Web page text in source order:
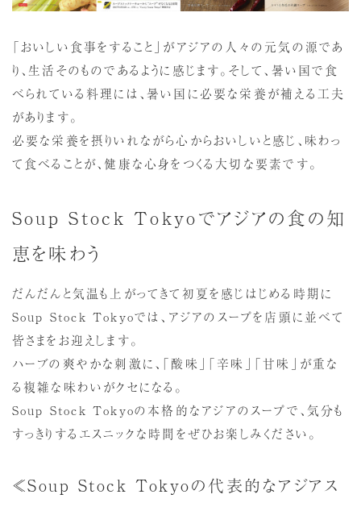
「おいしい食事をすること」がアジアの人々の元気の源であ
り、生活そのものであるように感じます。そして、暑い国で食
べられている料理には、暑い国に必要な栄養が補える工夫
があります。
必要な栄養を摂りいれながら心からおいしいと感じ、味わっ
て食べることが、健康な心身をつくる大切な要素です。
Soup Stock Tokyoでアジアの食の知
恵を味わう
だんだんと気温も上がってきて初夏を感じはじめる時期に
Soup Stock Tokyoでは、アジアのスープを店頭に並べて
皆さまをお迎えします。
ハーブの爽やかな刺激に、「酸味」「辛味」「甘味」が重な
る複雑な味わいがクセになる。
Soup Stock Tokyoの本格的なアジアのスープで、気分も
すっきりするエスニックな時間をぜひお楽しみください。
≪Soup Stock Tokyoの代表的なアジアス